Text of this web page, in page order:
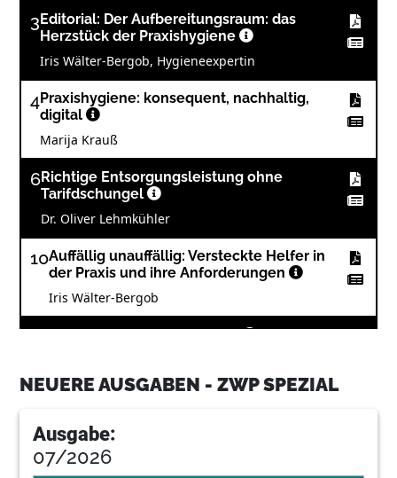
3 Editorial: Der Aufbereitungsraum: das
Herzstück der Praxishygiene
Iris Wälter-Bergob, Hygieneexpertin
4Praxishygiene: konsequent, nachhaltig,
digital
Marija Krauß
6Richtige Entsorgungsleistung ohne
Tarifdschungel
Dr. Oliver Lehmkühler
10Auffällig unauffällig: Versteckte Helfer in
der Praxis und ihre Anforderungen
Iris Wälter-Bergob
16Zur Innenaufbereitung von
NEUERE AUSGABEN - ZWP SPEZIAL
Ausgabe:
07/2026